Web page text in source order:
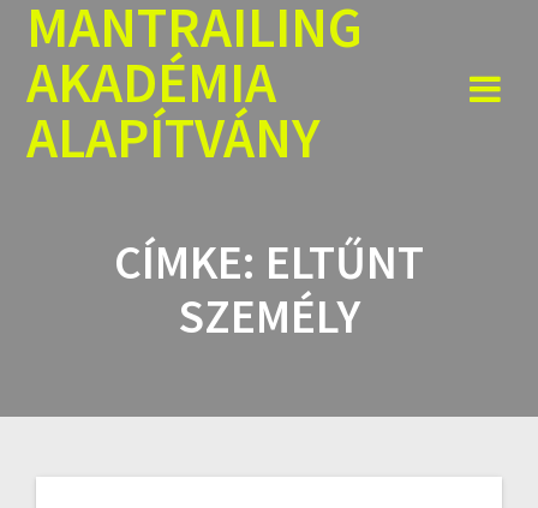
Skip
to
MANTRAILING
AKADÉMIA
ALAPÍTVÁNY
CÍMKE: ELTŰNT
SZEMÉLY